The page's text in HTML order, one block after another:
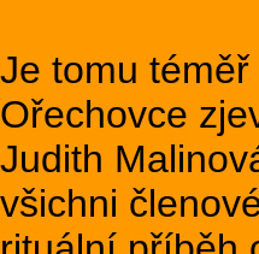
Je tomu
Ořechovce
Judith
všichni